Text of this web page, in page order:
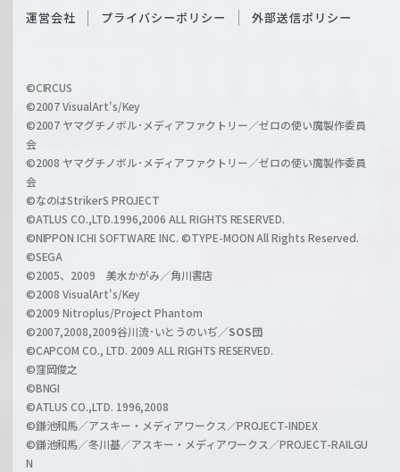
c
a
r
z
O
i
l
h
a
n
l
運営会社 プライバシーポリシー 外部送信ポリシー
©CIRCUS
©2007 VisualArt's/Key
©2007 ヤマグチノボル･メディアファクトリー／ゼロの使い魔製作委員
会
©2008 ヤマグチノボル･メディアファクトリー／ゼロの使い魔製作委員
会
©なのはStrikerS PROJECT
©ATLUS CO.,LTD.1996,2006 ALL RIGHTS RESERVED.
©NIPPON ICHI SOFTWARE INC. ©TYPE-MOON All Rights Reserved.
©SEGA
©2005、2009 美水かがみ／角川書店
©2008 VisualArt's/Key
©2009 Nitroplus/Project Phantom
©2007,2008,2009谷川流･いとうのいぢ／SOS団
©CAPCOM CO., LTD. 2009 ALL RIGHTS RESERVED.
©窪岡俊之
©BNGI
©ATLUS CO.,LTD. 1996,2008
©鎌池和馬／アスキー・メディアワークス／PROJECT-INDEX
©鎌池和馬／冬川基／アスキー・メディアワークス／PROJECT-RAILGU
N